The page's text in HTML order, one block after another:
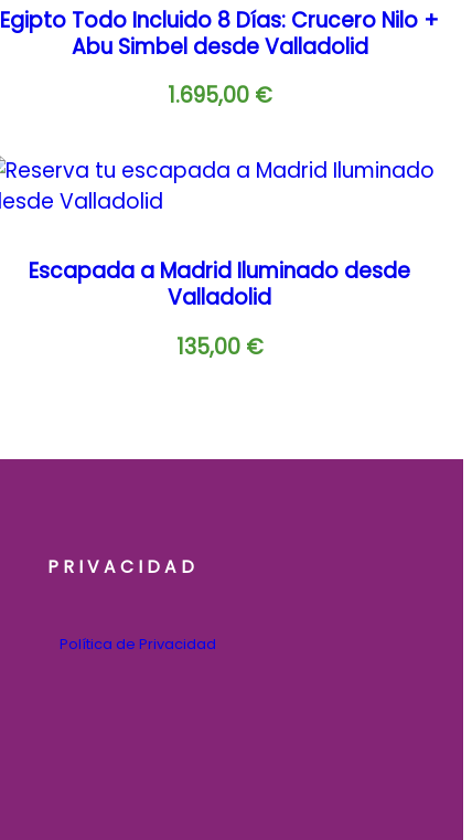
Egipto Todo Incluido 8 Días: Crucero Nilo +
Abu Simbel desde Valladolid
1.695,00 €
Escapada a Madrid Iluminado desde
Valladolid
135,00 €
PRIVACIDAD
Política de Privacidad